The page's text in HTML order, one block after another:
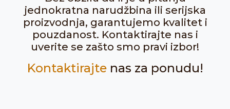
jednokratna narudžbina ili serijska
proizvodnja, garantujemo kvalitet i
pouzdanost. Kontaktirajte nas i
uverite se zašto smo pravi izbor!
Kontaktirajtenas za ponudu!